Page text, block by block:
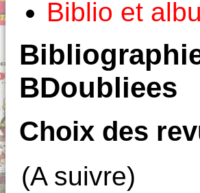
Biblio et
BDoubliees
Choix des
(A suivre)